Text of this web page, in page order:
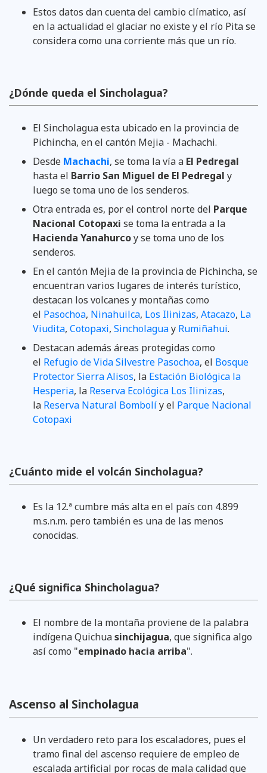
Estos datos dan cuenta del cambio clímatico, así
en la actualidad el glaciar no existe y el río Pita se
considera como una corriente más que un río.
¿Dónde queda el Sincholagua?
El Sincholagua esta ubicado en la provincia de
Pichincha, en el cantón Mejia - Machachi.
Desde Machachi, se toma la vía a El Pedregal
hasta el Barrio San Miguel de El Pedregal y
luego se toma uno de los senderos.
Otra entrada es, por el control norte del Parque
Nacional Cotopaxi se toma la entrada a la
Hacienda Yanahurcoy se toma uno de los
senderos.​
En el cantón Mejia de la provincia de Pichincha, se
encuentran varios lugares de interés turístico,
destacan los volcanes y montañas como
el Pasochoa, Ninahuilca, Los Ilinizas, Atacazo, La
Viudita, Cotopaxi, Sincholaguay Rumiñahui.
Destacan además áreas protegidas como
el Refugio de Vida Silvestre Pasochoa, el Bosque
Protector Sierra Alisos, la Estación Biológica la
Hesperia, la Reserva Ecológica Los Ilinizas,
la Reserva Natural Bombolíy el Parque Nacional
Cotopaxi
¿Cuánto mide el volcán Sincholagua?
Es la 12.ª cumbre más alta en el país con 4.899
m.s.n.m.​ pero también es una de las menos
conocidas.
¿Qué significa Shincholagua?
El nombre de la montaña proviene de la palabra
indígena Quichuasinchijagua, que significa algo
así como "empinado hacia arriba".
Ascenso al Sincholagua
Un verdadero reto para los escaladores, pues el
tramo final del ascenso requiere de empleo de
escalada artificial por rocas de mala calidad que